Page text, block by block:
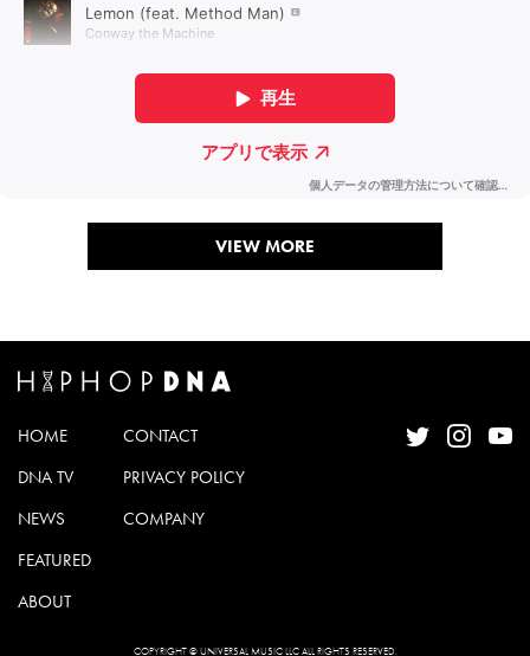
VIEW MORE
HOME
DNA TV
NEWS
FEATURED
ABOUT
CONTACT
PRIVACY POLICY
COMPANY
COPYRIGHT © UNIVERSAL MUSIC LLC ALL RIGHTS RESERVED.